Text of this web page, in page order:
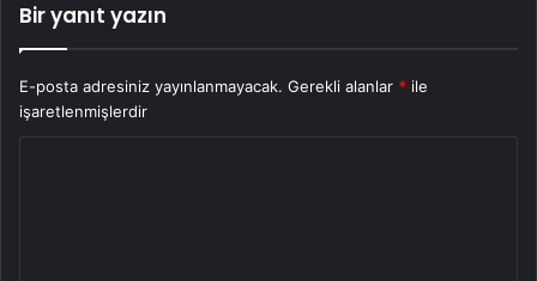
Bir yanıt yazın
E-posta adresiniz yayınlanmayacak. Gerekli alanlar * ile
işaretlenmişlerdir